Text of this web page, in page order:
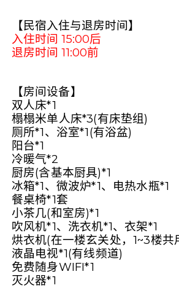
【民宿入住与退房时间】
入住时间 15:00后
退房时间 11:00前
【房间设备】
双人床*1
榻榻米单人床*3(有床垫组)
厕所*1、浴室*1(有浴盆)
阳台*1
冷暖气*2
厨房(含基本厨具)*1
冰箱*1、微波炉*1、电热水瓶*1
餐桌椅*1套
小茶几(和室房)*1
吹风机*1、洗衣机*1、衣架*1
烘衣机(在一楼玄关处， 1~3楼共
液晶电视*1(有线频道)
免费随身WIFI*1
灭火器*1